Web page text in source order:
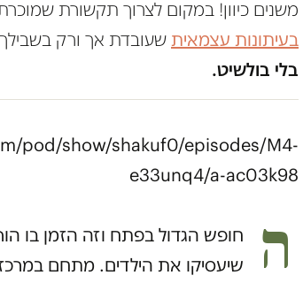
משנים כיוון! במקום לצרוך תקשורת
בעיתונות עצמאית שעובדת אך ורק
בלי בולשיט.
pod/show/shakuf0/episodes/M4-
e33unq4/a-ac03k98
ה
חופש הגדול בפתח וזה הזמן בו
שיעסיקו את הילדים. מתחם